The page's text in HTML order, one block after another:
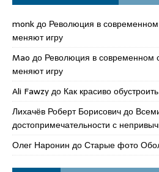
monkдо Революция в современном
меняют игру
Mao до Революция в современном
меняют игру
Ali Fawzyдо Как красиво
Лихачёв Роберт Борисовичдо
достопримечательности с
Олег Наронин доСтарые фото